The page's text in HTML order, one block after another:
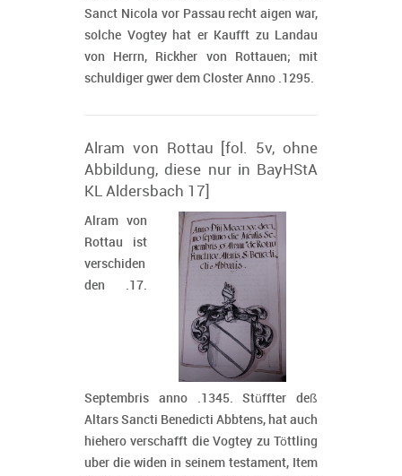
Sanct Nicola vor Passau recht aigen war,
solche Vogtey hat er Kaufft zu Landau
von Herrn, Rickher von Rottauen; mit
schuldiger gwer dem Closter Anno .1295.
Alram von Rottau [fol. 5v, ohne
Abbildung, diese nur in BayHStA
KL Aldersbach 17]
Alram von
Rottau ist
verschiden
den .17.
Septembris anno .1345. Stüffter deß
Altars Sancti Benedicti Abbtens, hat auch
hiehero verschafft die Vogtey zu Töttling
uber die widen in seinem testament, Item